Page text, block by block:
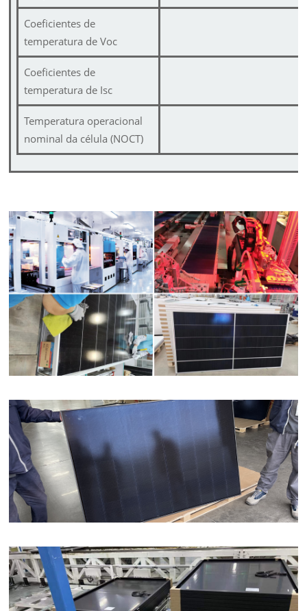
Coeficientes de
temperatura de Voc
Coeficientes de
temperatura de Isc
Temperatura operacional
nominal da célula (NOCT)